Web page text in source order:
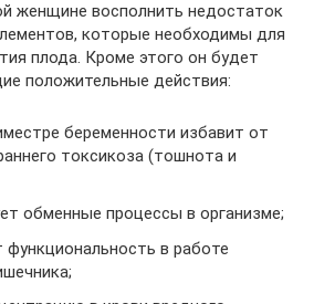
женщине восполнить недостаток
которые необходимы для
плода. Кроме этого он будет
положительные действия:
беременности избавит от
токсикоза (тошнота и
обменные процессы в организме;
функциональность в работе